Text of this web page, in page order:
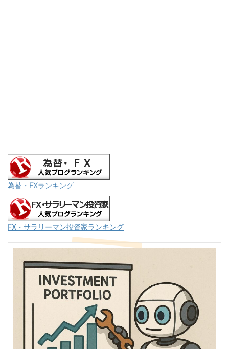
為替・FXランキング
FX・サラリーマン投資家ランキング